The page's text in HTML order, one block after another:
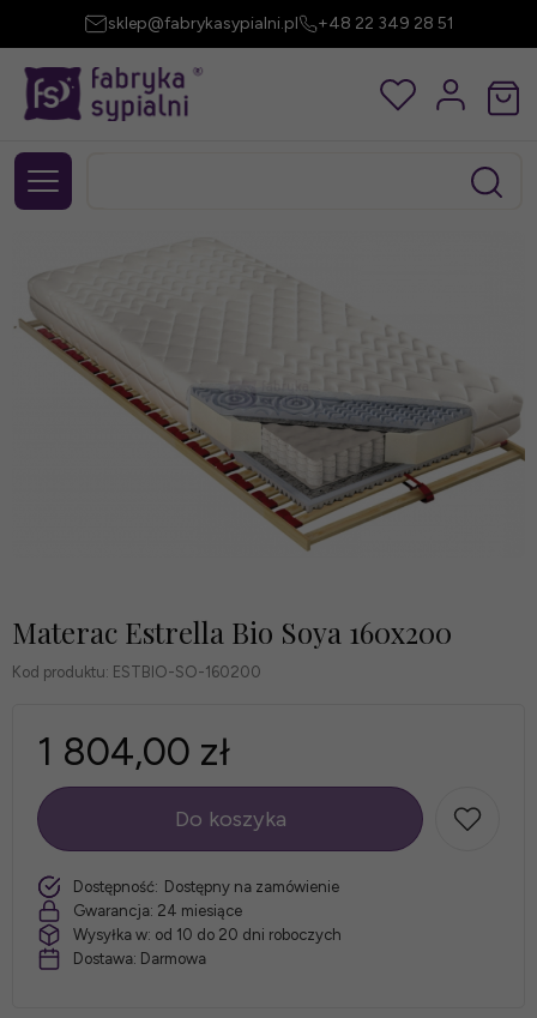
sklep@fabrykasypialni.pl +48 22 349 28 51
Materac Estrella Bio Soya 160x200
Kod produktu: ESTBIO-SO-160200
1 804,00 zł
szt.
Do koszyka
Dostępność: Dostępny na zamówienie
Gwarancja: 24 miesiące
Wysyłka w: od 10 do 20 dni roboczych
Dostawa: Darmowa